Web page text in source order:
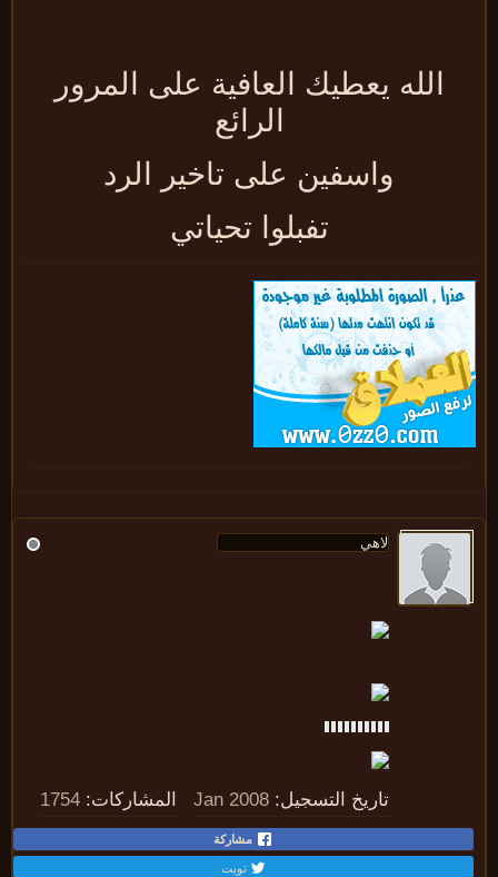
الله يعطيك العافية على المرور
الرائع
واسفين على تاخير الرد
تفبلوا تحياتي
تاريخ التسجيل: Jan 2008 المشاركات: 1754
مشاركة
تويت